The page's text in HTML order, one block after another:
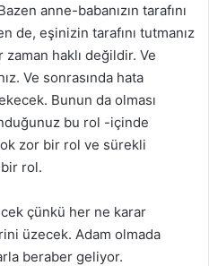
anne-babanızın tarafını
de, eşinizin tarafını tutmanız
haklı değildir. Ve
Ve sonrasında hata
Bunun da olması
bu rol -içinde
zor bir rol ve sürekli
rol.
çünkü her ne karar
üzecek. Adam olmada
beraber geliyor.